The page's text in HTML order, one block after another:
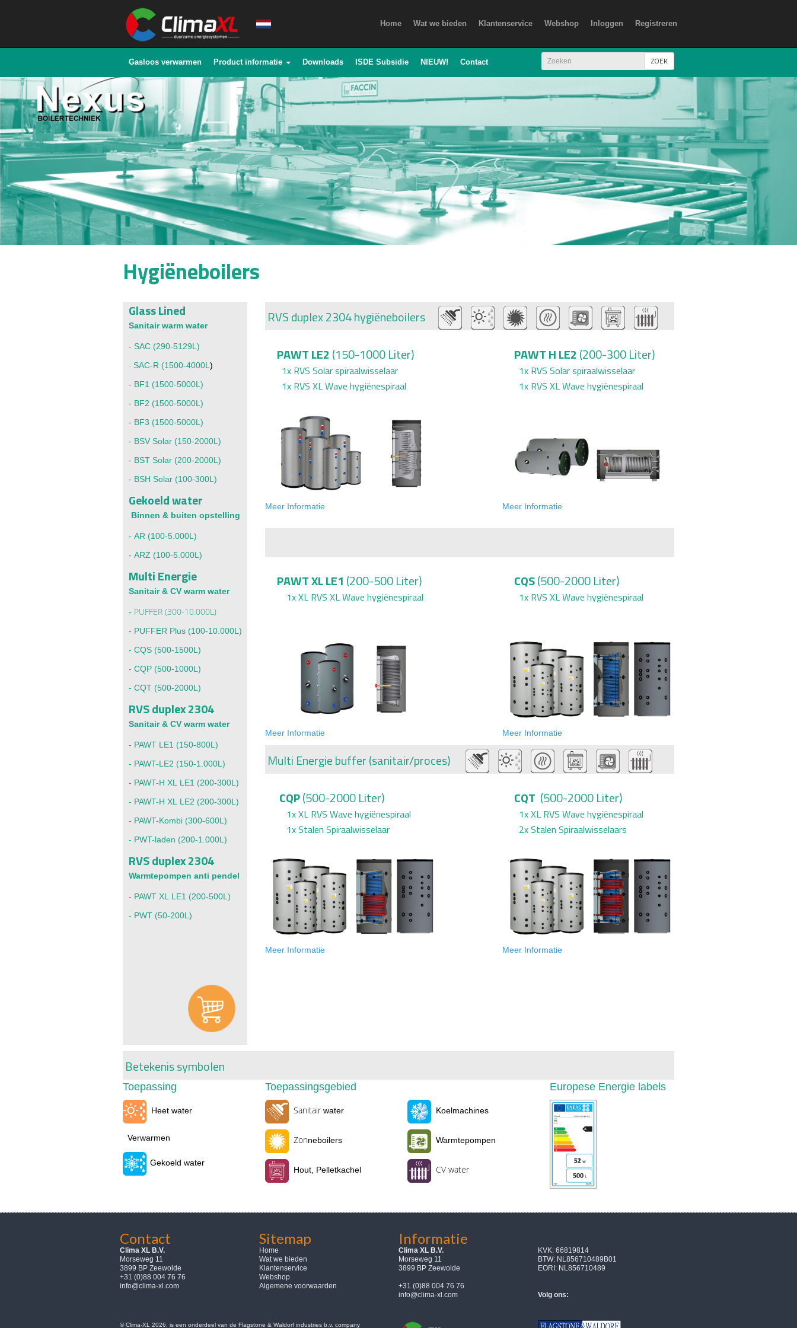
Home Wat we bieden Klantenservice Webshop Inloggen Registreren
Gasloos verwarmen Product informatie Downloads ISDE Subsidie NIEUW! Contact ZOEK
Hygiëneboilers
Glass Lined
Sanitair warm water
- SAC (290-5129L)
- SAC-R (1500-4000L )
- BF1 (1500-5000L)
- BF2 (1500-5000L)
- BF3 (1500-5000L)
- BSV Solar (150-2000L)
- BST Solar (200-2000L)
- BSH Solar (100-300L)
Gekoeld water
Binnen & buiten opstelling
- AR (100-5.000L)
- ARZ (100-5.000L)
Multi Energie
Sanitair & CV warm water
- PUFFER (300-10.000L)
- PUFFER Plus (100-10.000L)
- CQS (500-1500L)
- CQP (500-1000L)
- CQT (500-2000L)
RVS duplex 2304
Sanitair & CV warm water
- PAWT LE1 (150-800L)
- PAWT-LE2 (150-1.000L)
- PAWT-H XL LE1 (200-300L)
- PAWT-H XL LE2 (200-300L)
- PAWT-Kombi (300-600L)
- PWT-laden (200-1.000L)
RVS duplex 2304
Warmtepompen anti pendel
- PAWT XL LE1 (200-500L)
- PWT (50-200L)
RVS duplex 2304hygiëneboilers
PAWT LE2 (150-1000 Liter)
1x RVS Solar spiraalwisselaar
1x RVS XL Wave hygiënespiraal
Meer Informatie
PAWT H LE2 (200-300 Liter)
1x RVS Solar spiraalwisselaar
1x RVS XL Wave hygiënespiraal
Meer Informatie
PAWT XL LE1 (200-500 Liter)
1x XL RVS XL Wave hygiënespiraal
Meer Informatie
CQS(500-2000 Liter)
1x RVS XL Wave hygiënespiraal
Meer Informatie
Multi Energiebuffer (sanitair/proces)
CQP(500-2000 Liter)
1x XL RVS Wave hygiënespiraal
1x Stalen Spiraalwisselaar
Meer Informatie
CQT (500-2000 Liter)
1x XL RVS Wave hygiënespiraal
2x Stalen Spiraalwisselaars
Meer Informatie
Betekenis symbolen
Toepassing
Heet water
Verwarmen
Gekoeld water
Toepassingsgebied
Sanitair water
Zonneboilers
Hout, Pelletkachel
Koelmachines
Warmtepompen
CV water
Europese Energie labels
Contact
Clima XL B.V.
Morseweg 11
3899 BP Zeewolde
+31 (0)88 004 76 76
info@clima-xl.com
Sitemap
Home
Wat we bieden
Klantenservice
Webshop
Algemene voorwaarden
Informatie
Clima XL B.V.
Morseweg 11
3899 BP Zeewolde
+31 (0)88 004 76 76
info@clima-xl.com
KVK: 66819814
BTW: NL856710489B01
EORI: NL856710489
Volg ons:
© Clima-XL 2026, is een onderdeel van de Flagstone & Waldorf industries b.v. company